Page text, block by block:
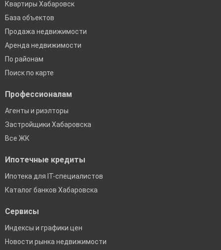
Квартиры Хабаровск
База объектов
Продажа недвижимости
Аренда недвижимости
По районам
Поиск по карте
Профессионалам
Агенты и риэлторы
Застройщики Хабаровска
Все ЖК
Ипотечные кредиты
Ипотека для IT-специалистов
Каталог банков Хабаровска
Сервисы
Индексы и графики цен
Новости рынка недвижимости